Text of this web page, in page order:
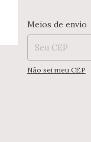
Entregas para o
Meios de envio
Não sei meu CEP